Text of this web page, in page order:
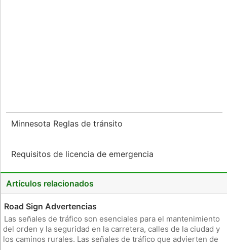
Minnesota Reglas de tránsito
Requisitos de licencia de emergencia
Artículos relacionados
Road Sign Advertencias
Las señales de tráfico son esenciales para el mantenimiento
del orden y la seguridad en la carretera, calles de la ciudad y
los caminos rurales. Las señales de tráfico que advierten de